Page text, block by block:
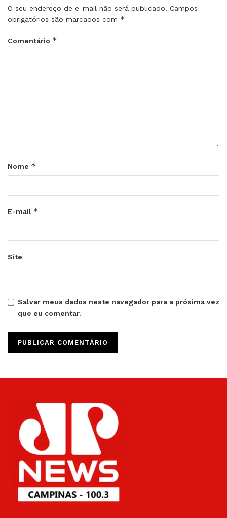
O seu endereço de e-mail não será publicado. Campos
obrigatórios são marcados com *
Comentário *
Nome *
E-mail *
Site
Salvar meus dados neste navegador para a próxima vez
que eu comentar.